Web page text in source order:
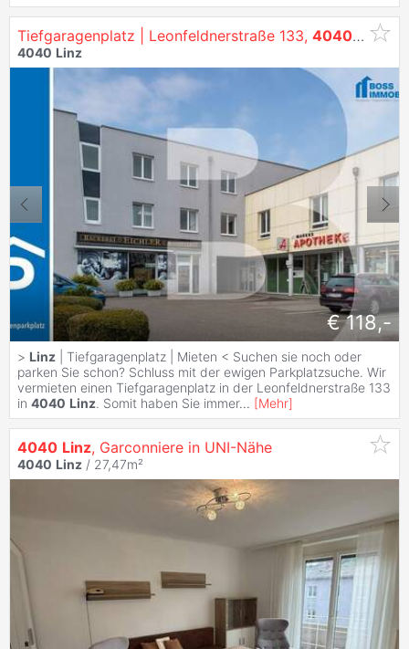
Tiefgaragenplatz | Leonfeldnerstraße 133, 4040 Linz
4040 Linz
€ 118,-
> Linz | Tiefgaragenplatz | Mieten < Suchen sie noch oder
parken Sie schon? Schluss mit der ewigen Parkplatzsuche. Wir
vermieten einen Tiefgaragenplatz in der Leonfeldnerstraße 133
in 4040 Linz. Somit haben Sie immer... [Mehr]
4040 Linz, Garconniere in UNI-Nähe
4040 Linz / 27,47m²